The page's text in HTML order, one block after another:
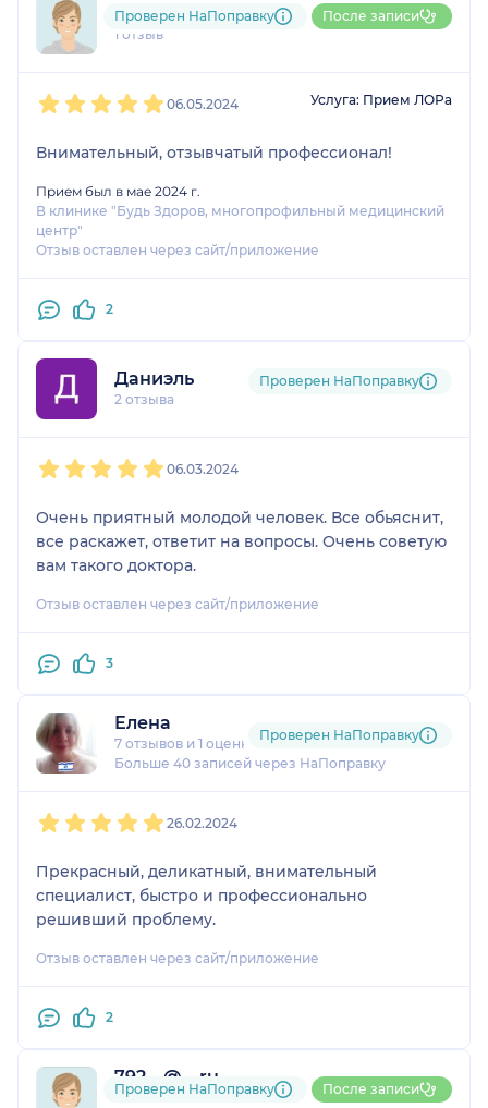
792....@....ru
1 отзыв
Проверен НаПоправку После записи
06.05.2024 Услуга: Прием ЛОРа
Внимательный, отзывчатый профессионал!
Прием был в мае 2024 г.
В клинике "Будь Здоров, многопрофильный медицинский
центр"
Отзыв оставлен через сайт/приложение
2
Даниэль
2 отзыва
Проверен НаПоправку
06.03.2024
Очень приятный молодой человек. Все обьяснит,
все раскажет, ответит на вопросы. Очень советую
вам такого доктора.
Отзыв оставлен через сайт/приложение
3
Елена
7 отзывов и 1 оценка
Больше 40 записей через НаПоправку
Проверен НаПоправку
26.02.2024
Прекрасный, деликатный, внимательный
специалист, быстро и профессионально
решивший проблему.
Отзыв оставлен через сайт/приложение
2
792....@....ru
4 отзыва
Проверен НаПоправку После записи